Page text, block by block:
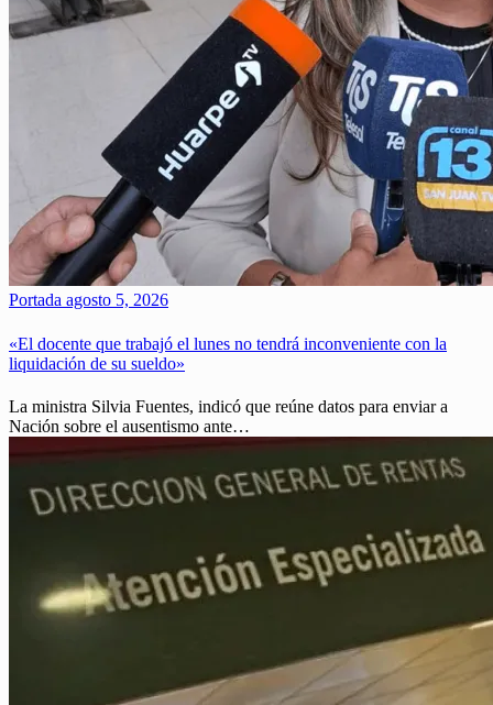
Portada agosto 5, 2026
«El docente que trabajó el lunes no tendrá inconveniente con la
liquidación de su sueldo»
La ministra Silvia Fuentes, indicó que reúne datos para enviar a
Nación sobre el ausentismo ante…